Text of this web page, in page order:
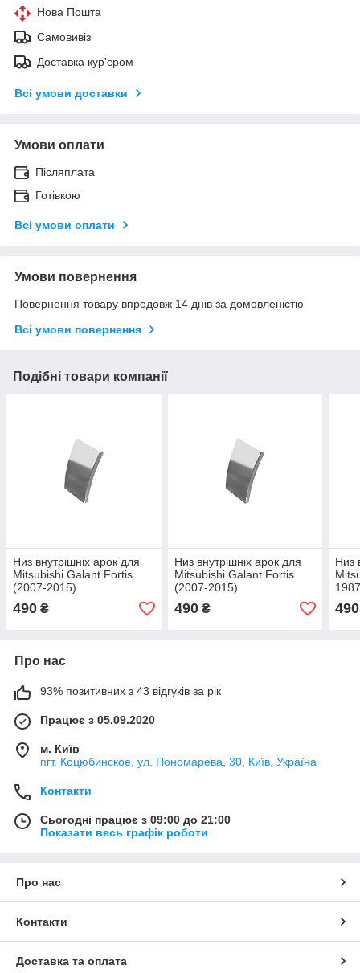
Нова Пошта
Самовивіз
Доставка кур'єром
Всі умови доставки
Умови оплати
Післяплата
Готівкою
Всі умови оплати
Умови повернення
Повернення товару впродовж 14 днів за домовленістю
Всі умови повернення
Подібні товари компанії
Низ внутрішніх арок для
Mitsubishi Galant Fortis
(2007-2015)
490 ₴
Низ внутрішніх арок для
Mitsubishi Galant Fortis
(2007-2015)
490₴
Низ
490
Про нас
93% позитивних з 43 відгуків за рік
Працює з 05.09.2020
м. Київ
пгт. Коцюбинское, ул. Пономарева, 30, Київ, Україна
Контакти
Сьогодні працює з 09:00 до 21:00
Показати весь графік роботи
Про нас
Контакти
Доставка та оплата